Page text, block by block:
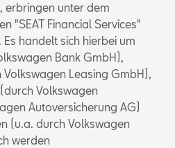
erbringen unter dem
"SEAT Financial Services"
handelt sich hierbei um
Bank GmbH),
Leasing GmbH),
Volkswagen
Autoversicherung AG)
(u.a. durch Volkswagen
werden